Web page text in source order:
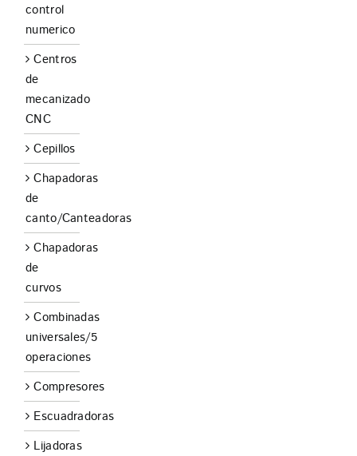
control
numerico
Centros
de
mecanizado
CNC
Cepillos
Chapadoras
de
canto/Canteadoras
Chapadoras
de
curvos
Combinadas
universales/5
operaciones
Compresores
Escuadradoras
Lijadoras